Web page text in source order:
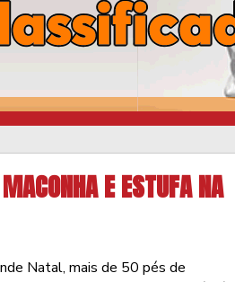
E ESTUFA NA
Natal, mais de 50 pés de